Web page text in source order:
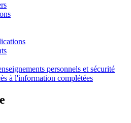
personnels et sécurité
à l'information complétées